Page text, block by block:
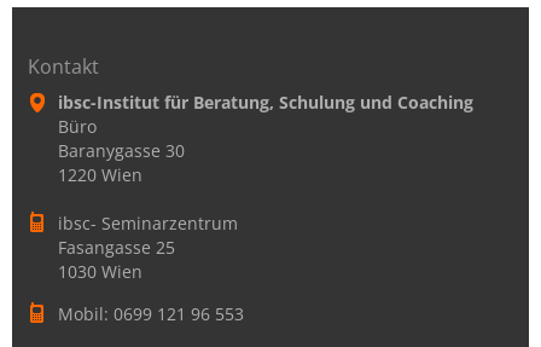
Kontakt
ibsc-Institut für Beratung, Schulung und Coaching
Büro
Baranygasse 30
1220 Wien
ibsc- Seminarzentrum
Fasangasse 25
1030 Wien
Mobil: 0699 121 96 553